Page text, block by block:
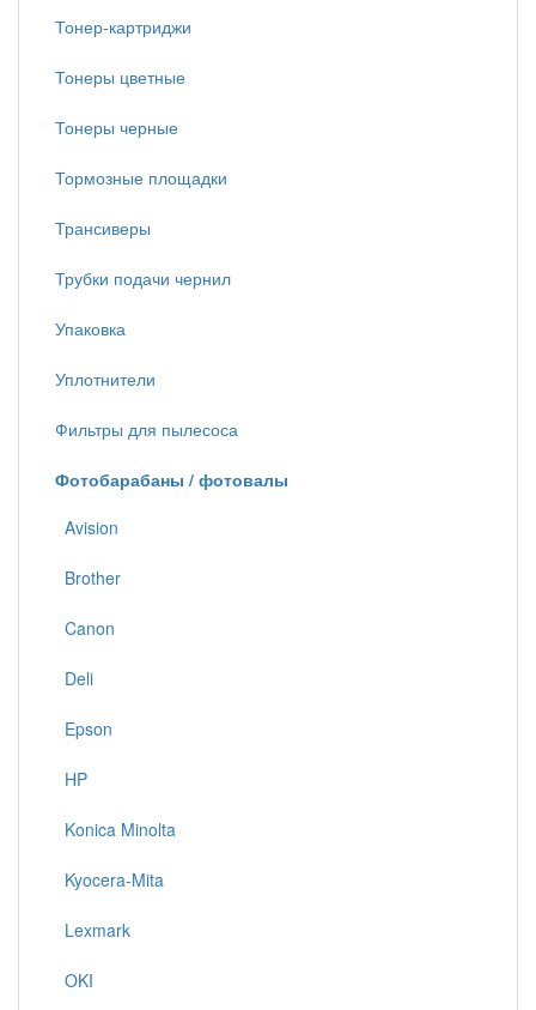
Тонер-картриджи
Тонеры цветные
Тонеры черные
Тормозные площадки
Трансиверы
Трубки подачи чернил
Упаковка
Уплотнители
Фильтры для пылесоса
Фотобарабаны / фотовалы
Avision
Brother
Canon
Deli
Epson
HP
Konica Minolta
Kyocera-Mita
Lexmark
OKI